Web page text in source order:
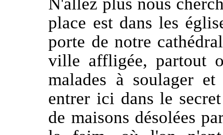
place est dans les
porte de notre
ville affligée, partout
malades à soulager
entrer ici dans le
de maisons désolées